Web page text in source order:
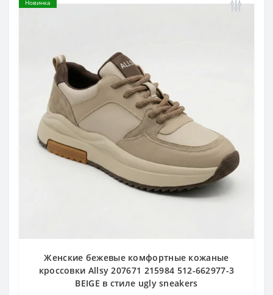
Новинка
Женские бежевые комфортные кожаные
кроссовки Allsy 207671 215984 512-662977-3
BEIGE в стиле ugly sneakers